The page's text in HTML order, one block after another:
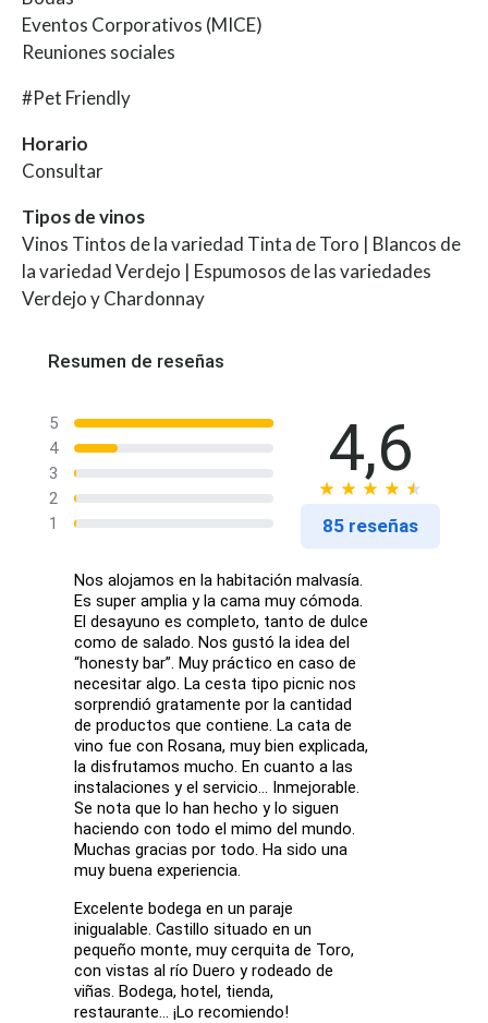
Eventos Corporativos (MICE)
Reuniones sociales
#Pet Friendly
Horario
Consultar
Tipos de vinos
Vinos Tintos de la variedad Tinta de Toro | Blancos de
la variedad Verdejo | Espumosos de las variedades
Verdejo y Chardonnay
Resumen de reseñas
5
4
3
2
1
4,6
85 reseñas
Nos alojamos en la habitación malvasía.
Es super amplia y la cama muy cómoda.
El desayuno es completo, tanto de dulce
como de salado. Nos gustó la idea del
“honesty bar”. Muy práctico en caso de
necesitar algo. La cesta tipo picnic nos
sorprendió gratamente por la cantidad
de productos que contiene. La cata de
vino fue con Rosana, muy bien explicada,
la disfrutamos mucho. En cuanto a las
instalaciones y el servicio… Inmejorable.
Se nota que lo han hecho y lo siguen
haciendo con todo el mimo del mundo.
Muchas gracias por todo. Ha sido una
muy buena experiencia.
Excelente bodega en un paraje
inigualable. Castillo situado en un
pequeño monte, muy cerquita de Toro,
con vistas al río Duero y rodeado de
viñas. Bodega, hotel, tienda,
restaurante... ¡Lo recomiendo!